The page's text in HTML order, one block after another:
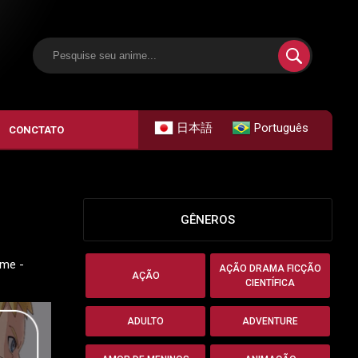
CONCTATO 日本語 Português
-
GÊNEROS
AÇÃO
AÇÃO DRAMA FICÇÃO
CIENTÍFICA
ADULTO ADVENTURE